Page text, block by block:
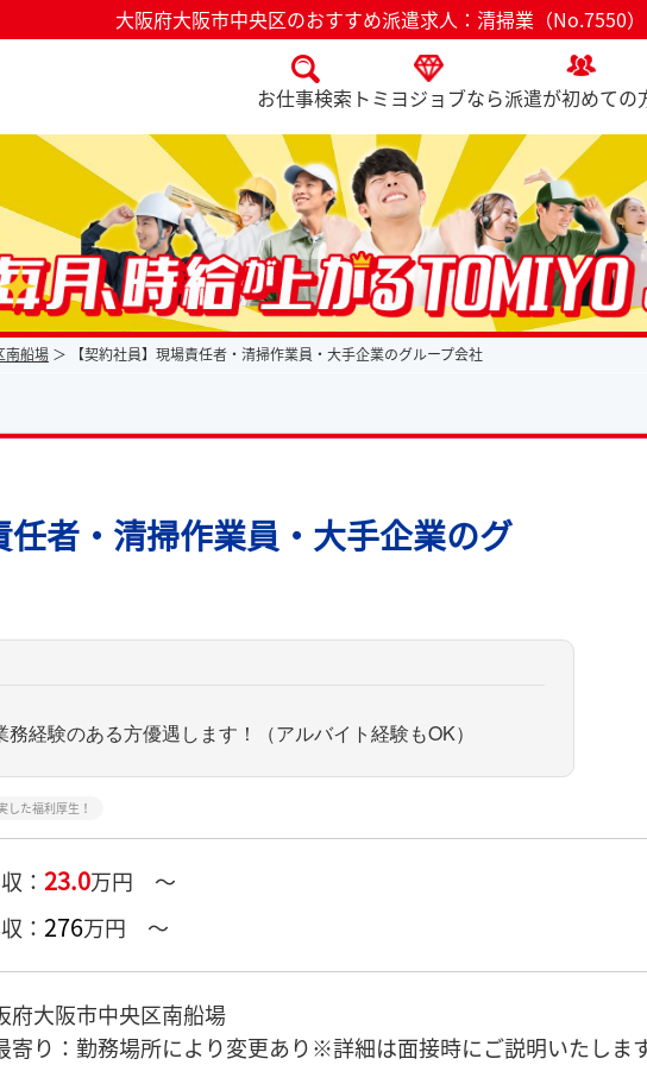
大阪府大阪市中央区のおすすめ派遣求人：清掃業（No.7550）
お仕事検索 トミヨジョブなら派遣が初めての
南船場 【契約社員】現場責任者・清掃作業員・大手企業のグループ会社
任者・清掃作業員・大手企業のグ
経験のある方優遇します！（アルバイト経験もOK）
した福利厚生！
： 23.0万円 ～
： 276万円 ～
府大阪市中央区南船場
寄り：勤務場所により変更あり※詳細は面接時にご説明いたしま